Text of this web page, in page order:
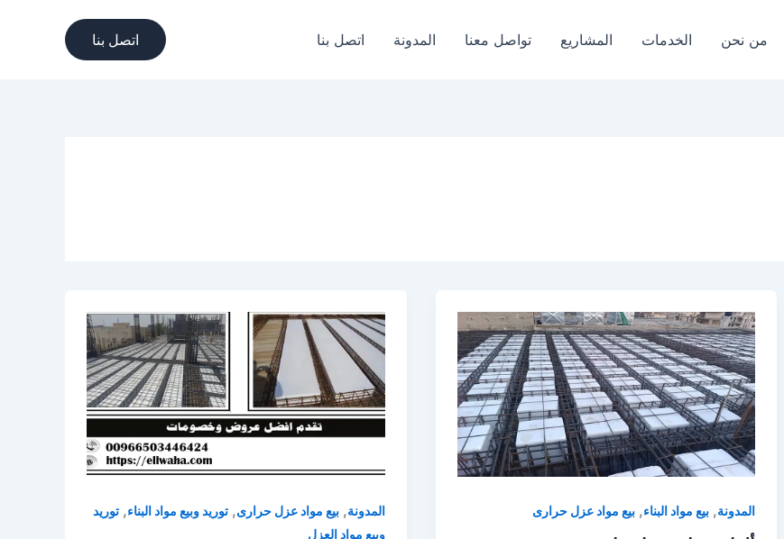
من نحن الخدمات المشاريع تواصل معنا المدونة اتصل بنا اتصل بنا
المدونة, بيع مواد البناء, بيع مواد عزل حرارى المدونة,بيع مواد عزل حرارى,توريد وبيع مواد البناء,توريد
وبيع مواد العزل